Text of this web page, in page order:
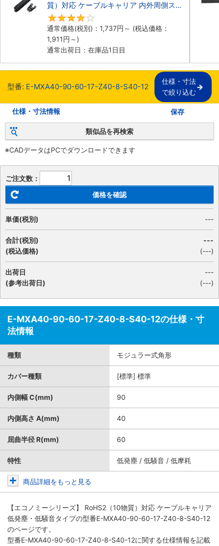
質）対応 ケーブルキャリア 内外周側ス
ナップ開閉タイプ
通常価格(税別)： 1,737円 ～ (税込価格：
1,911円 ～)
通常出荷日：在庫品1日目
型番: E-MXA40-90-60-17-Z40-8-S40-12
仕様・寸法
で絞り込む
仕様・寸法情報 保存
類似品を再検索
※CADデータはPCでダウンロードできます
ご注文数：
価格を確認
単価(税別) ---
合計(税別)
(税込価格)
---
(---)
出荷日
(参考出荷日)
---
(---)
E-MXA40-90-60-17-Z40-8-S40-12の仕様・寸
法情報
種類 モジュラー式角形
カバー種類 [標準] 標準
内側幅 C(mm) 90
内側高さ A(mm) 40
屈曲半径 R(mm) 60
特性 低発塵 / 低騒音 / 低摩耗
商品詳細をもっと見る
【エコノミーシリーズ】 RoHS2（10物質）対応 ケーブルキャリア
低発塵・低騒音タイプの型番E-MXA40-90-60-17-Z40-8-S40-12
のページです。
型番E-MXA40-90-60-17-Z40-8-S40-12に関する仕様情報を記載